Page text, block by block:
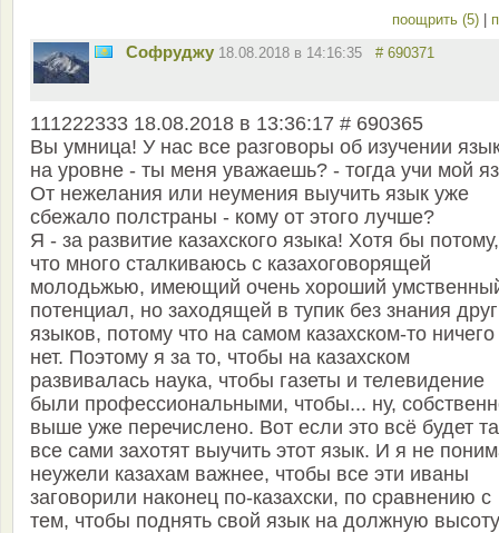
поощрить (5)
Софруджу 18.08.2018 в 14:16:35 # 690371
111222333 18.08.2018 в 13:36:17 # 690365
Вы умница! У нас все разговоры об изучении
на уровне - ты меня уважаешь? - тогда учи мой
От нежелания или неумения выучить язык уже
сбежало полстраны - кому от этого лучше?
Я - за развитие казахского языка! Хотя бы потому,
что много сталкиваюсь с казахоговорящей
молодьжью, имеющий очень хороший
потенциал, но заходящей в тупик без знания
языков, потому что на самом казахском-то ничего
нет. Поэтому я за то, чтобы на казахском
развивалась наука, чтобы газеты и телевидение
были профессиональными, чтобы... ну,
выше уже перечислено. Вот если это всё будет
все сами захотят выучить этот язык. И я не
неужели казахам важнее, чтобы все эти иваны
заговорили наконец по-казахски, по сравнению с
тем, чтобы поднять свой язык на должную